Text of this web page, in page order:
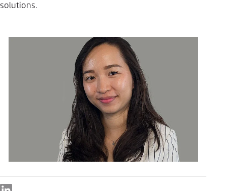
solutions.
Abbrechen
Einstellung für diese Webseite im Browser
speichern